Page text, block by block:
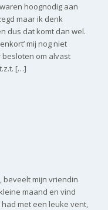
hoognodig aan
maar ik denk
dus dat komt dan wel.
mij nog niet
om alvast
[…]
beveelt mijn vriendin
maand en vind
met een leuke vent,